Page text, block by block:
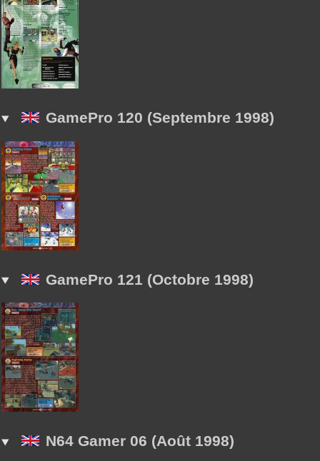
GamePro 120 (Septembre 1998)
GamePro 121 (Octobre 1998)
N64 Gamer 06 (Août 1998)